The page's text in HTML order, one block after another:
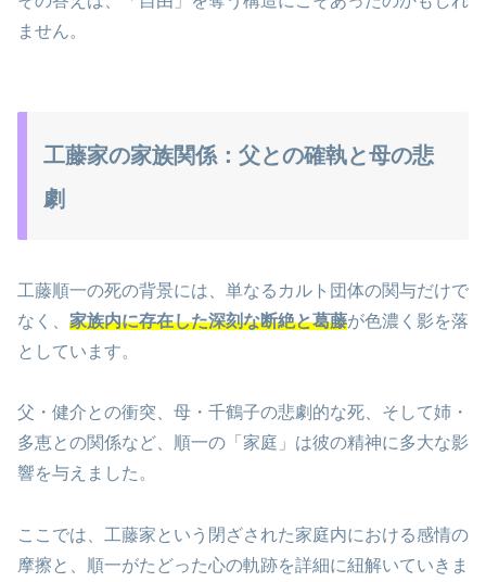
ません。
工藤家の家族関係：父との確執と母の悲
劇
工藤順一の死の背景には、単なるカルト団体の関与だけで
なく、 家族内に存在した深刻な断絶と葛藤が色濃く影を落
としています。
父・健介との衝突、母・千鶴子の悲劇的な死、そして姉・
多恵との関係など、順一の「家庭」は彼の精神に多大な影
響を与えました。
ここでは、工藤家という閉ざされた家庭内における感情の
摩擦と、順一がたどった心の軌跡を詳細に紐解いていきま